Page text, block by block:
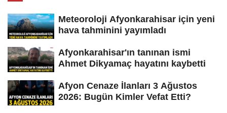
Meteoroloji Afyonkarahisar için yeni
hava tahminini yayımladı
Afyonkarahisar'ın tanınan ismi
Ahmet Dikyamaç hayatını kaybetti
Afyon Cenaze İlanları 3 Ağustos
2026: Bugün Kimler Vefat Etti?